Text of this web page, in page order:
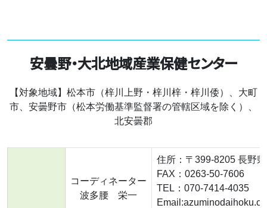
安曇野・大北地域産業保健センター
【対象地域】松本市（梓川上野・梓川梓・梓川倭）、大町
市、安曇野市（松本労働基準監督署の管轄区域を除く）、
北安曇郡
コーディネーター
波多腰 栄一
住所：〒399-8205 長野
FAX：0263-50-7606
TEL：070-7414-4035